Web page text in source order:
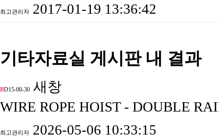
최고관리자 2017-01-19 13:36:42
기타자료실 게시판 내 결과
BD15-00-30 새창
WIRE ROPE HOIST - DOUBLE
최고관리자 2026-05-06 10:33:15